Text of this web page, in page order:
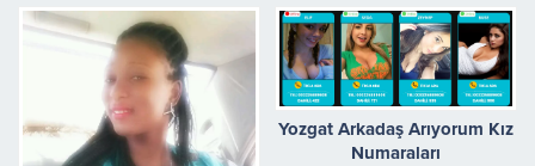
Yozgat Arkadaş Arıyorum Kız
Numaraları